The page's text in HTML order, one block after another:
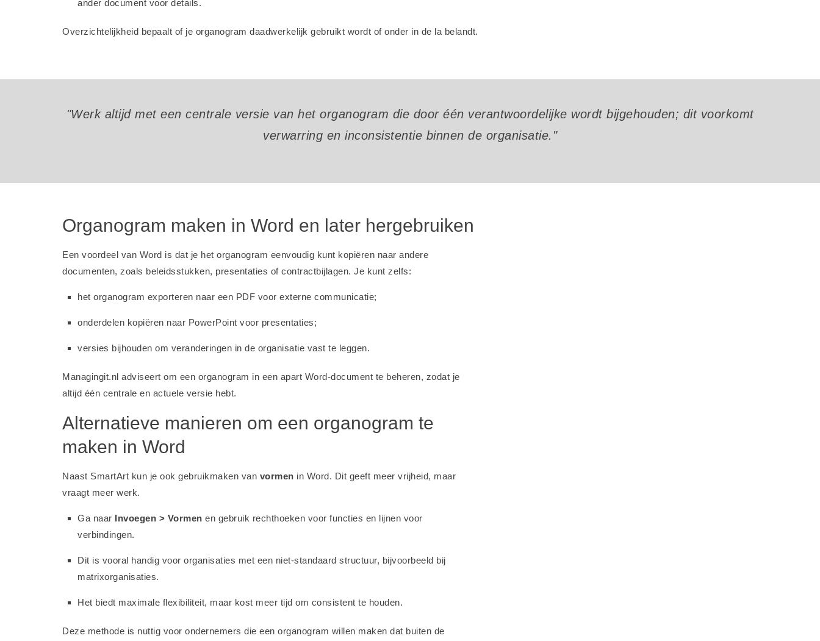
ander document voor details.
Overzichtelijkheid bepaalt of je organogram daadwerkelijk gebruikt wordt of onder in de la belandt.
"Werk altijd met een centrale versie van het organogram die door één verantwoordelijke wordt bijgehouden; dit voorkomt
verwarring en inconsistentie binnen de organisatie."
Organogram maken in Word en later hergebruiken
Een voordeel van Word is dat je het organogram eenvoudig kunt kopiëren naar andere
documenten, zoals beleidsstukken, presentaties of contractbijlagen. Je kunt zelfs:
het organogram exporteren naar een PDF voor externe communicatie;
onderdelen kopiëren naar PowerPoint voor presentaties;
versies bijhouden om veranderingen in de organisatie vast te leggen.
Managingit.nl adviseert om een organogram in een apart Word-document te beheren, zodat je
altijd één centrale en actuele versie hebt.
Alternatieve manieren om een organogram te
maken in Word
Naast SmartArt kun je ook gebruikmaken van vormen in Word. Dit geeft meer vrijheid, maar
vraagt meer werk.
Ga naar Invoegen > Vormen en gebruik rechthoeken voor functies en lijnen voor
verbindingen.
Dit is vooral handig voor organisaties met een niet-standaard structuur, bijvoorbeeld bij
matrixorganisaties.
Het biedt maximale flexibiliteit, maar kost meer tijd om consistent te houden.
Deze methode is nuttig voor ondernemers die een organogram willen maken dat buiten de